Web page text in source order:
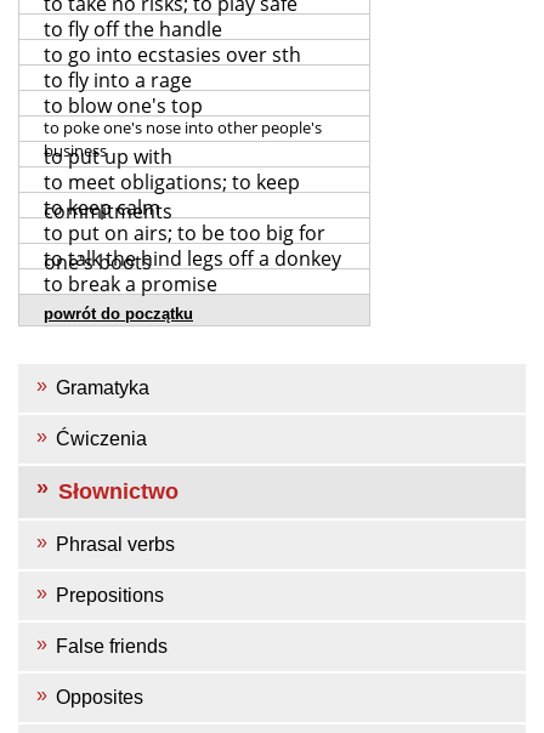
to fly off the handle
to go into ecstasies over sth
to fly into a rage
to blow one's top
to poke one's nose into other people's
business
to put up with
to meet obligations; to keep
commitments
to keep calm
to put on airs; to be too big for
one's boots
to talk the hind legs off a donkey
to break a promise
powrót do początku
Gramatyka
Ćwiczenia
Słownictwo
Phrasal verbs
Prepositions
False friends
Opposites